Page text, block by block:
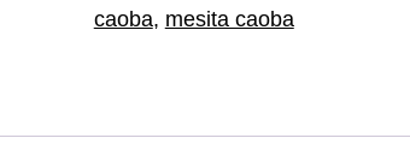
caoba, mesita caoba